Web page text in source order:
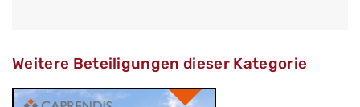
Weitere Beteiligungen dieser Kategorie